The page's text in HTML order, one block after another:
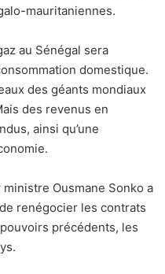
mauritaniennes.
au Sénégal sera
domestique.
des géants mondiaux
des revenus en
ainsi qu’une
Ousmane Sonko a
renégocier les contrats
précédents, les